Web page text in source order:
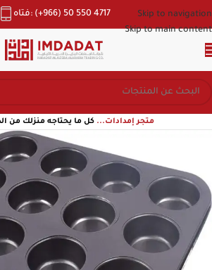
Skip to navigation
Skip to main content
هاتف: (+966) 50 550 4717
متجر إمدادات... كل ما يحتاجه منزلك من